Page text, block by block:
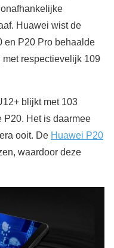
Huawei wist de
en P20 Pro behaalde
respectievelijk 109
blijkt met 103
P20. Het is daarmee
ooit. De Huawei P20
waardoor deze